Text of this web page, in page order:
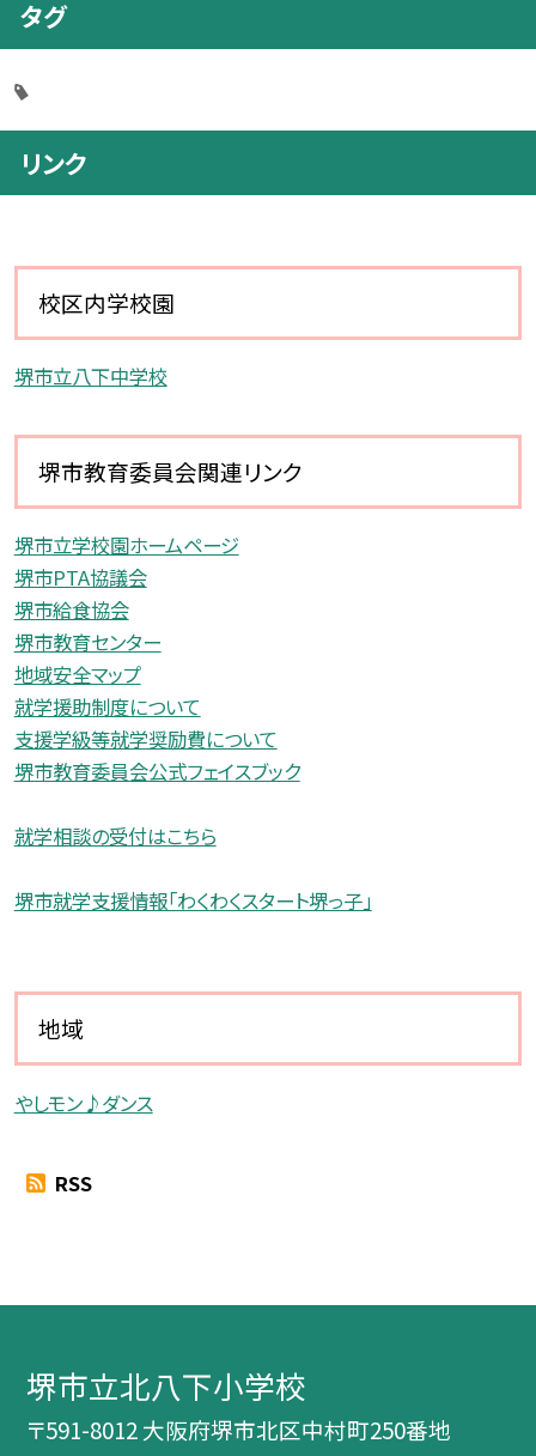
タグ
リンク
校区内学校園
堺市立八下中学校
堺市教育委員会関連リンク
堺市立学校園ホームページ
堺市PTA協議会
堺市給食協会
堺市教育センター
地域安全マップ
就学援助制度について
支援学級等就学奨励費について
堺市教育委員会公式フェイスブック
就学相談の受付はこちら
堺市就学支援情報「わくわくスタート堺っ子」
地域
やしモン♪ダンス
RSS
堺市立北八下小学校
〒591-8012 大阪府堺市北区中村町250番地